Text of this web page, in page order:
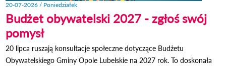
20-07-2026 / Poniedziałek
Budżet obywatelski 2027 - zgłoś swój
pomysł
20 lipca ruszają konsultacje społeczne dotyczące Budżetu
Obywatelskiego Gminy Opole Lubelskie na 2027 rok. To doskonała